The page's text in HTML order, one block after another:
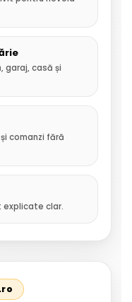
garaj, casă și
comanzi fără
explicate clar.